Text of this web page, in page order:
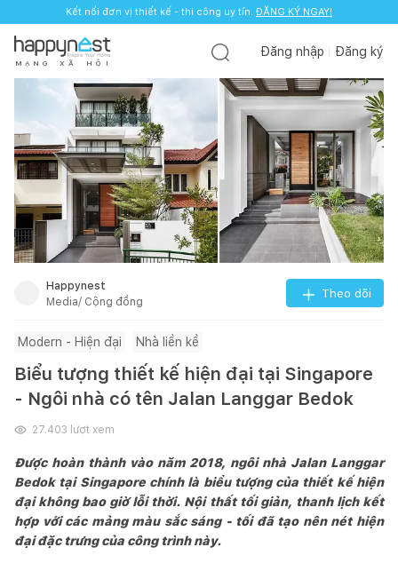
Kết nối đơn vị thiết kế - thi công uy tín. ĐĂNG KÝ NGAY!
M Ạ N G X Ã H Ộ I
Đăng nhập Đăng ký
Happynest
Media/ Cộng đồng
Theo dõi
Modern - Hiện đại Nhà liền kề
Biểu tượng thiết kế hiện đại tại Singapore
- Ngôi nhà có tên Jalan Langgar Bedok
27.403 lượt xem
Được hoàn thành vào năm 2018, ngôi nhà Jalan Langgar
Bedok tại Singapore chính là biểu tượng của thiết kế hiện
đại không bao giờ lỗi thời. Nội thất tối giản, thanh lịch kết
hợp với các mảng màu sắc sáng - tối đã tạo nên nét hiện
đại đặc trưng của công trình này.